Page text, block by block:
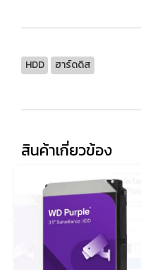
HDD ฮาร์ดดิส
สินค้าเกี่ยวข้อง